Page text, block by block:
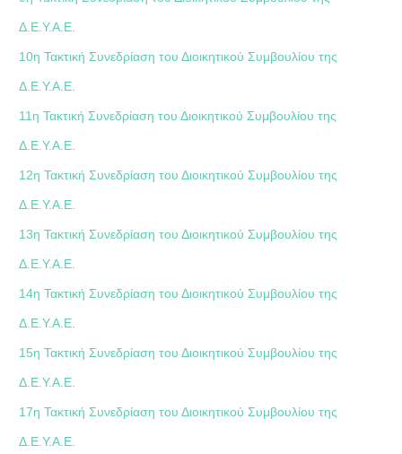
Δ.Ε.Υ.Α.Ε.
10η Τακτική Συνεδρίαση του Διοικητικού Συμβουλίου της
Δ.Ε.Υ.Α.Ε.
11η Τακτική Συνεδρίαση του Διοικητικού Συμβουλίου της
Δ.Ε.Υ.Α.Ε.
12η Τακτική Συνεδρίαση του Διοικητικού Συμβουλίου της
Δ.Ε.Υ.Α.Ε.
13η Τακτική Συνεδρίαση του Διοικητικού Συμβουλίου της
Δ.Ε.Υ.Α.Ε.
14η Τακτική Συνεδρίαση του Διοικητικού Συμβουλίου της
Δ.Ε.Υ.Α.Ε.
15η Τακτική Συνεδρίαση του Διοικητικού Συμβουλίου της
Δ.Ε.Υ.Α.Ε.
17η Τακτική Συνεδρίαση του Διοικητικού Συμβουλίου της
Δ.Ε.Υ.Α.Ε.